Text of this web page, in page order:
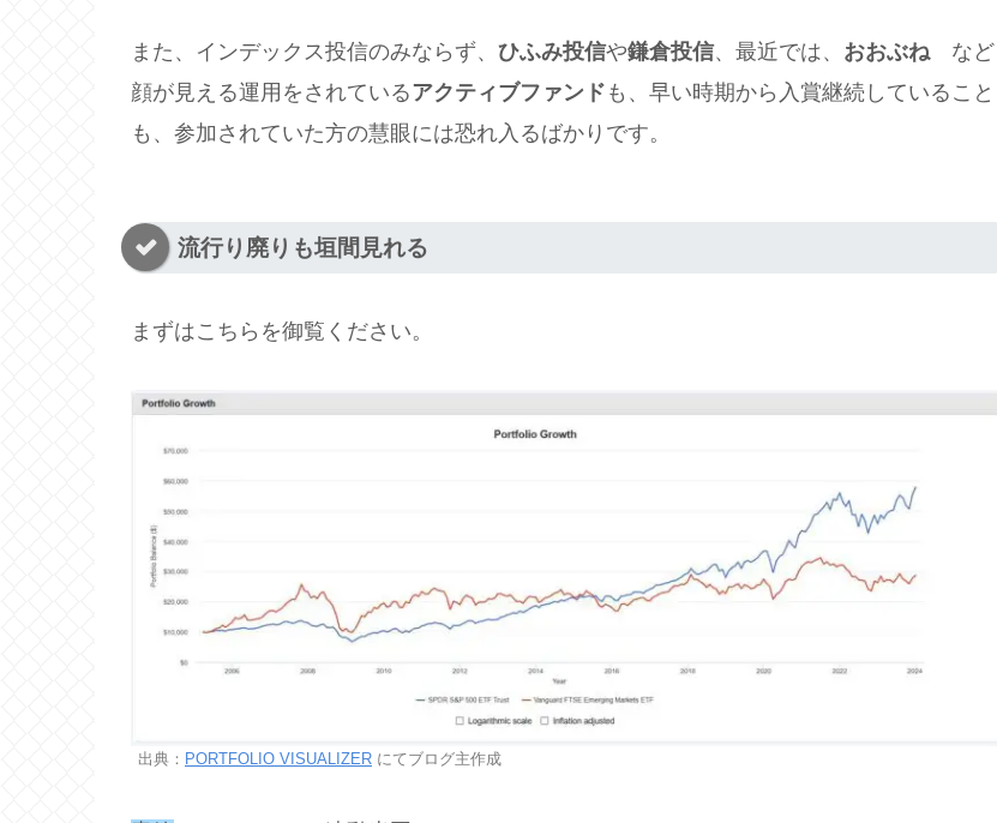
また、インデックス投信のみならず、 ひふみ投信や鎌倉投信、最近では、 おおぶね など
顔が見える運用をされているアクティブファンド も、早い時期から入賞継続していること
も、参加されていた方の慧眼には恐れ入るばかりです。
流行り廃りも垣間見れる
まずはこちらを御覧ください。
出典： PORTFOLIO VISUALIZER にてブログ主作成